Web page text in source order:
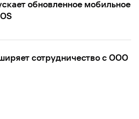
обновленное мобильное
сотрудничество с ООО